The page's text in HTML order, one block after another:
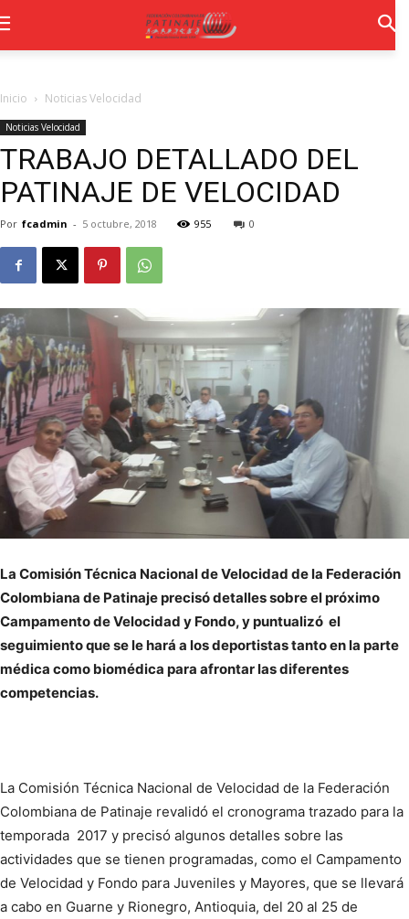
Inicio Noticias Velocidad
Noticias Velocidad
TRABAJO DETALLADO DEL
PATINAJE DE VELOCIDAD
Por fcadmin - 5 octubre, 2018 955 0
La Comisión Técnica Nacional de Velocidad de la Federación
Colombiana de Patinaje precisó detalles sobre el próximo
Campamento de Velocidad y Fondo, y puntualizó el
seguimiento que se le hará a los deportistas tanto en la parte
médica como biomédica para afrontar las diferentes
competencias.
La Comisión Técnica Nacional de Velocidad de la Federación
Colombiana de Patinaje revalidó el cronograma trazado para la
temporada 2017 y precisó algunos detalles sobre las
actividades que se tienen programadas, como el Campamento
de Velocidad y Fondo para Juveniles y Mayores, que se llevará
a cabo en Guarne y Rionegro, Antioquia, del 20 al 25 de